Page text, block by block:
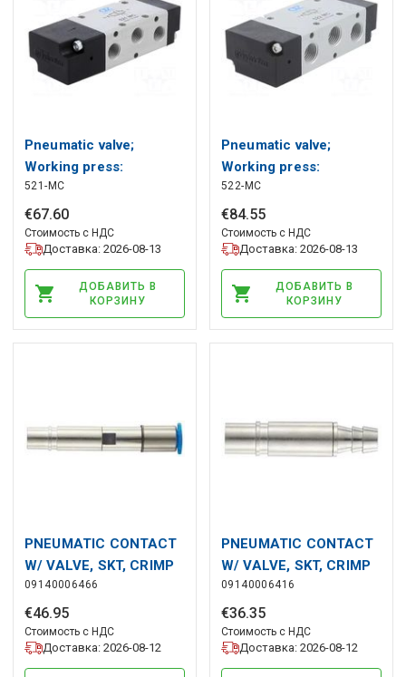
Pneumatic valve;
Working press:
2.5÷10bar; 5/2
monostable PNEUMAT
521-MC
€67.60
Стоимость с НДС
Доставка: 2026-08-13
ДОБАВИТЬ В
КОРЗИНУ
Pneumatic valve;
Working press:
2.5÷10bar; 5/2
monostable PNEUMAT
522-MC
€84.55
Стоимость с НДС
Доставка: 2026-08-13
ДОБАВИТЬ В
КОРЗИНУ
PNEUMATIC CONTACT
W/ VALVE, SKT, CRIMP
09140006466
€46.95
Стоимость с НДС
Доставка: 2026-08-12
PNEUMATIC CONTACT
W/ VALVE, SKT, CRIMP
09140006416
€36.35
Стоимость с НДС
Доставка: 2026-08-12